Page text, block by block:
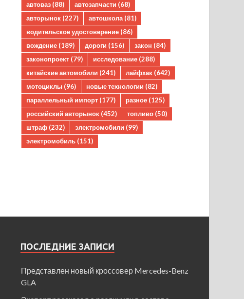
автоваз (88) автозапчасти (68)
авторынок (227) автошкола (81)
водительское удостоверение (86)
вождение (189) дороги (156) закон (84)
законопроект (79) исследование (288)
китайские автомобили (241) лайфхак (642)
мотоциклы (96) новые технологии (82)
параллельный импорт (177) разное (125)
российский авторынок (452) топливо (50)
штраф (232) электромобили (99)
электромобиль (151)
ПОСЛЕДНИЕ ЗАПИСИ
Представлен новый кроссовер Mercedes-Benz
GLA